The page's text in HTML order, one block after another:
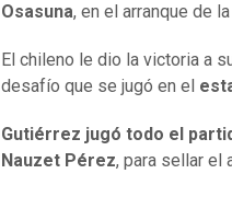
Osasuna, en el arranque de
El chileno le dio la victoria a
desafío que se jugó en el
Gutiérrez jugó todo el
Nauzet Pérez, para sellar el